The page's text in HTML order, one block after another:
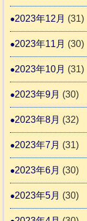
2023年12月 (31)
2023年11月 (30)
2023年10月 (31)
2023年9月 (30)
2023年8月 (32)
2023年7月 (31)
2023年6月 (30)
2023年5月 (30)